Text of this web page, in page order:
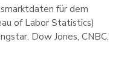
für dem
of Labor Statistics)
Dow Jones, CNBC,